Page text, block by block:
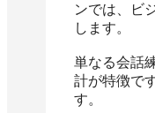
ンでは、ビ
します。
単なる会話
計が特徴で
す。